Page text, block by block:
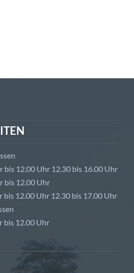
12.00 Uhr 12.30 bis 16.00 Uhr
12.00 Uhr
12.00 Uhr 12.30 bis 17.00 Uhr
12.00 Uhr